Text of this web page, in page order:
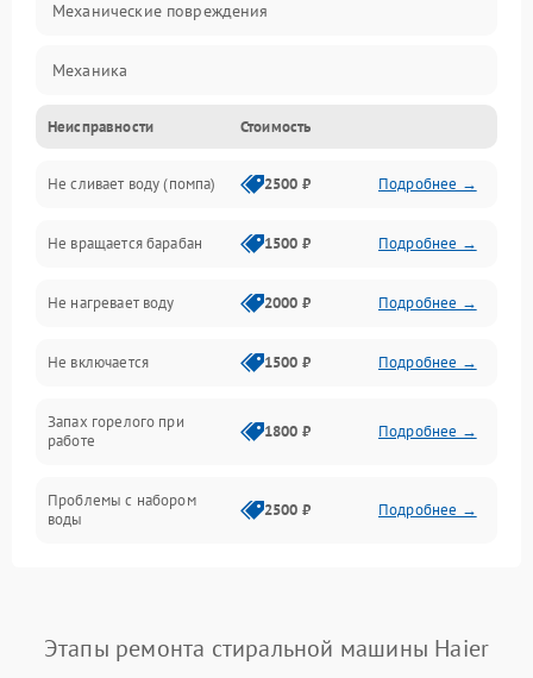
Механические повреждения
Механика
Электропитание
Водоснабжение
Слив
Программное обеспечение
Неисправности Стоимость
Не сливает воду (помпа) 2500 ₽ Подробнее →
Не вращается барабан 1500 ₽ Подробнее →
Не нагревает воду 2000 ₽ Подробнее →
Не включается 1500 ₽ Подробнее →
Запах горелого при
работе
1800 ₽ Подробнее →
Проблемы с набором
воды
2500 ₽ Подробнее →
Замена платы управления Подробнее →
Этапы ремонта стиральной машины Haier